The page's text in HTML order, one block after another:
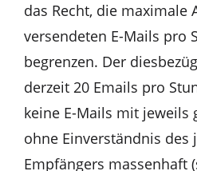
das Recht, die maximale
versendeten E-Mails pro
begrenzen. Der
derzeit 20 Emails pro
keine E-Mails mit jeweils
ohne Einverständnis des
Empfängers massenhaft